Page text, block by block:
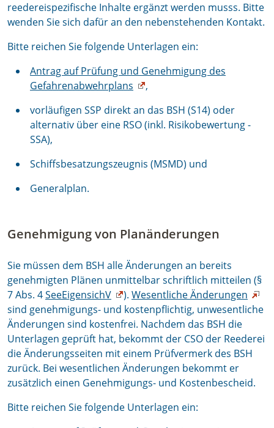
reedereispezifische Inhalte ergänzt werden musss. Bitte
wenden Sie sich dafür an den nebenstehenden Kontakt.
Bitte reichen Sie folgende Unterlagen ein:
Antrag auf Prüfung und Genehmigung des
Gefahrenabwehrplans
,
vorläufigen SSP direkt an das BSH (S14) oder
alternativ über eine RSO (inkl. Risikobewertung -
SSA),
Schiffsbesatzungszeugnis (MSMD) und
Generalplan.
Genehmigung von Planänderungen
Sie müssen dem BSH alle Änderungen an bereits
genehmigten Plänen unmittelbar schriftlich mitteilen (§
7 Abs. 4SeeEigensichV ). Wesentliche Änderungen
sind genehmigungs- und kostenpflichtig, unwesentliche
Änderungen sind kostenfrei. Nachdem das BSH die
Unterlagen geprüft hat, bekommt der CSO der Reederei
die Änderungsseiten mit einem Prüfvermerk des BSH
zurück. Bei wesentlichen Änderungen bekommt er
zusätzlich einen Genehmigungs- und Kostenbescheid.
Bitte reichen Sie folgende Unterlagen ein: